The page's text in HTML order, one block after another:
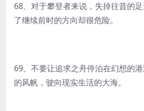
68、对于攀登者来说，失掉往昔的
了继续前时的方向却很危险。
69、不要让追求之舟停泊在幻想的
的风帆，驶向现实生活的大海。